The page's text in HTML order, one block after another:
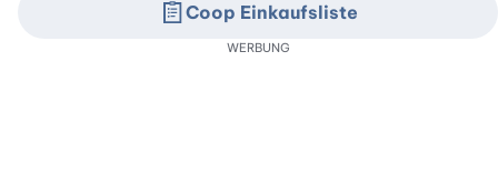
Coop Einkaufsliste
WERBUNG